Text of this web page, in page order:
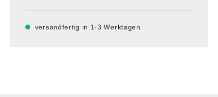
versandfertig in 1-3 Werktagen